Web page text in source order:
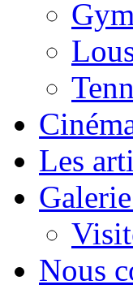
Les
Nous